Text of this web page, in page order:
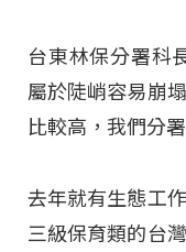
台東林保分署科
屬於陡峭容易崩
比較高，我們分
去年就有生態工
三級保育類的台